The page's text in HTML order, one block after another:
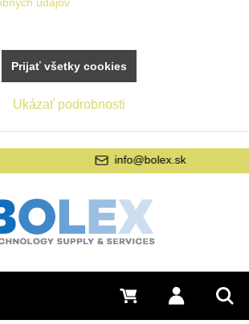
Prihlásiť sa
0 €
info@bolex.sk
Ukázať podrobnosti
Prijať všetky cookies